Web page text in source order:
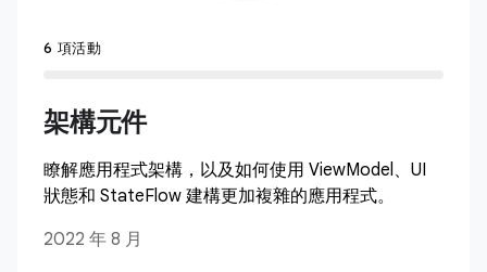
6 項活動
架構元件
瞭解應用程式架構，以及如何使用 ViewModel、UI
狀態和 StateFlow 建構更加複雜的應用程式。
2022 年 8 月